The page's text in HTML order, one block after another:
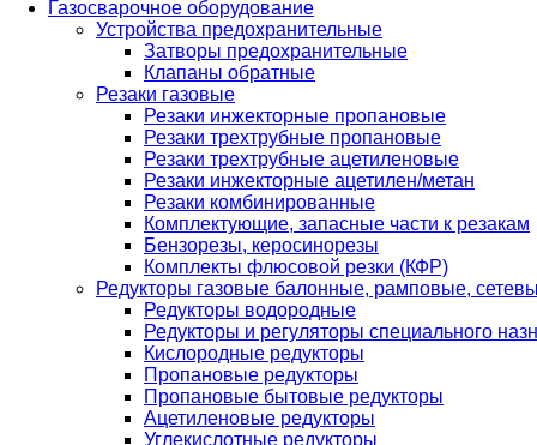
Газосварочное оборудование
Устройства предохранительные
Затворы предохранительные
Клапаны обратные
Резаки газовые
Резаки инжекторные пропановые
Резаки трехтрубные пропановые
Резаки трехтрубные ацетиленовые
Резаки инжекторные ацетилен/метан
Резаки комбинированные
Комплектующие, запасные части к резакам
Бензорезы, керосинорезы
Комплекты флюсовой резки (КФР)
Редукторы газовые балонные, рамповые,
Редукторы водородные
Редукторы и регуляторы специального
Кислородные редукторы
Пропановые редукторы
Пропановые бытовые редукторы
Ацетиленовые редукторы
Углекислотные редукторы